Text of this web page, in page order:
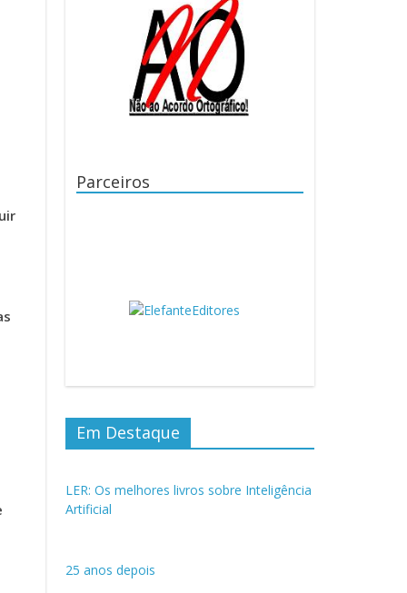
Parceiros
Em Destaque
LER: Os melhores livros sobre Inteligência
Artificial
25 anos depois